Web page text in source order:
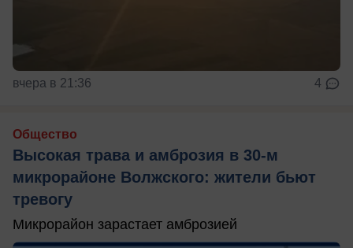
вчера в 21:36 4
Общество
Высокая трава и амброзия в 30‑м
микрорайоне Волжского: жители бьют
тревогу
Микрорайон зарастает амброзией